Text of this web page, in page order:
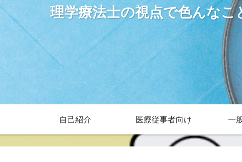
理学療法士の視点で色んな
自己紹介 医療従事者向け 一